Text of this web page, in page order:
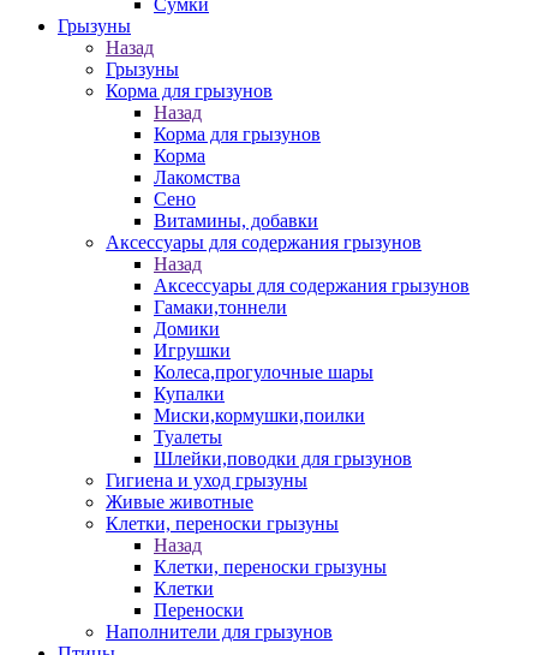
Сумки
Грызуны
Назад
Грызуны
Корма для грызунов
Назад
Корма для грызунов
Корма
Лакомства
Сено
Витамины, добавки
Аксессуары для содержания грызунов
Назад
Аксессуары для содержания грызунов
Гамаки,тоннели
Домики
Игрушки
Колеса,прогулочные шары
Купалки
Миски,кормушки,поилки
Туалеты
Шлейки,поводки для грызунов
Гигиена и уход грызуны
Живые животные
Клетки, переноски грызуны
Назад
Клетки, переноски грызуны
Клетки
Переноски
Наполнители для грызунов